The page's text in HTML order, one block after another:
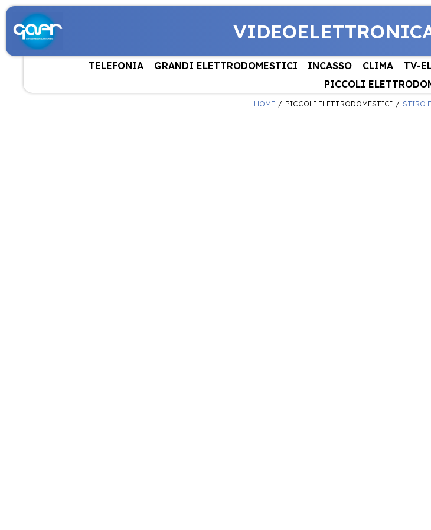
TELEFONIA GRANDI ELETTRODOMESTICI INCASSO CLIMA TV-
PICCOLI
HOME PICCOLI ELETTRODOMESTICI STIRO